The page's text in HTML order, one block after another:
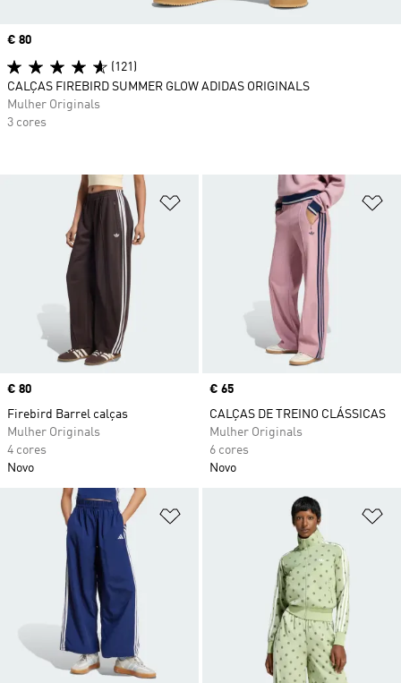
Adicionar à Lista de Desejos
Price
€ 80
Firebird Barrel calças
Mulher Originals
4 cores
Novo
Price
€ 65
CALÇAS DE TREINO CLÁSSICAS
Mulher Originals
6 cores
Novo
Adicionar à Lista de Desejos
Price
€ 80
(121)
CALÇAS FIREBIRD SUMMER GLOW ADIDAS ORIGINALS
Mulher Originals
3 cores